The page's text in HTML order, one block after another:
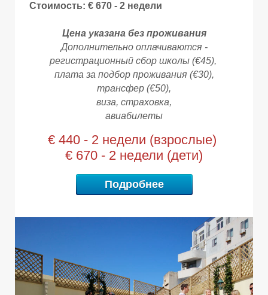
Ы
Стоимость: € 670 - 2 недели
Цена указана без проживания
Дополнительно оплачиваются -
регистрационный сбор школы (€45),
плата за подбор проживания (€30),
трансфер (€50),
виза, страховка,
авиабилеты
€ 440 - 2 недели (взрослые)
€ 670 - 2 недели (дети)
Подробнее
Ы